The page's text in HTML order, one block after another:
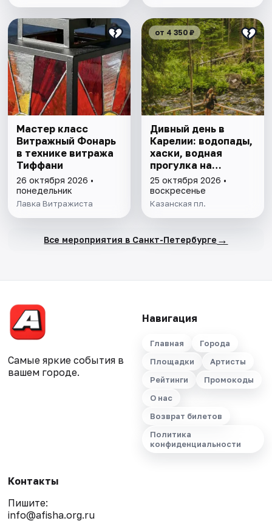
Мастер класс
Витражный Фонарь
в технике витража
Тиффани
26 октября 2026 •
понедельник
Лавка Витражиста
от 4 350 ₽
Дивный день в
Карелии: водопады,
хаски, водная
прогулка на
драккаре к
форелевой ферме
25 октября 2026 •
воскресенье
Казанская пл.
Все мероприятия в Санкт-Петербурге →
Самые яркие события в
вашем городе.
Навигация
Главная
Города
Площадки
Артисты
Рейтинги
Промокоды
О нас
Возврат билетов
Политика
конфиденциальности
Контакты
Пишите:
info@afisha.org.ru